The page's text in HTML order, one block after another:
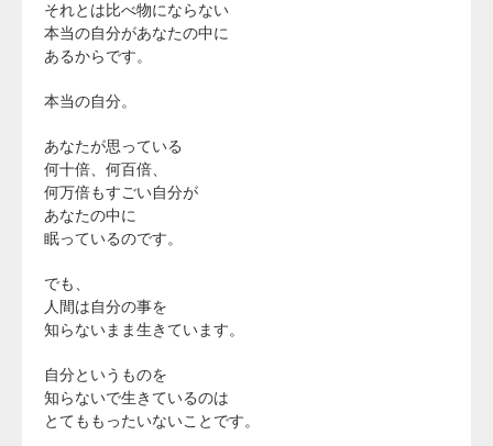
それとは比べ物にならない
本当の自分があなたの中に
あるからです。
本当の自分。
あなたが思っている
何十倍、何百倍、
何万倍もすごい自分が
あなたの中に
眠っているのです。
でも、
人間は自分の事を
知らないまま生きています。
自分というものを
知らないで生きているのは
とてももったいないことです。